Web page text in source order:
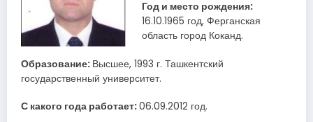
Год и место рождения:
16.10.1965 год, Ферганская
область город Коканд.
Образование: Высшее, 1993 г. Ташкентский
государственный университет.
С какого года работает:06.09.2012 год.